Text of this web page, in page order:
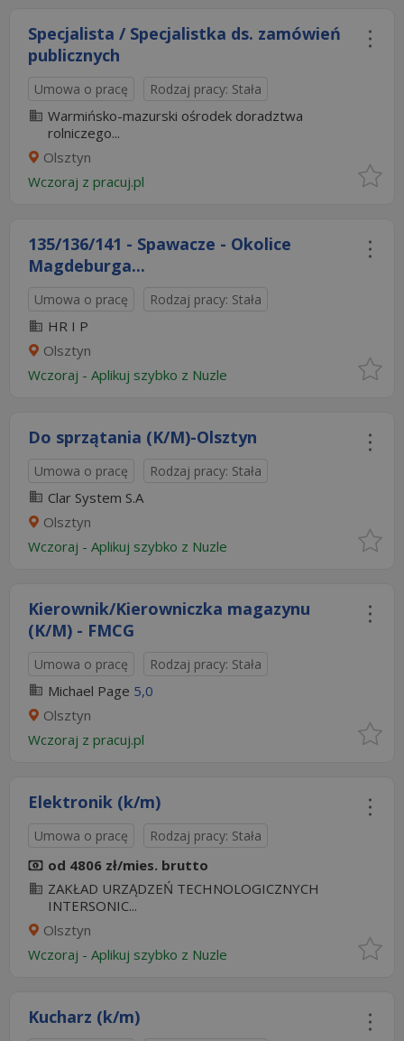
Specjalista / Specjalistka ds. zamówień
publicznych
Umowa o pracę Rodzaj pracy: Stała
Warmińsko-mazurski ośrodek doradztwa
rolniczego...
Olsztyn
Wczoraj z pracuj.pl
135/136/141 - Spawacze - Okolice
Magdeburga...
Umowa o pracę Rodzaj pracy: Stała
HR I P
Olsztyn
Wczoraj - Aplikuj szybko z Nuzle
Do sprzątania (K/M)-Olsztyn
Umowa o pracę Rodzaj pracy: Stała
Clar System S.A
Olsztyn
Wczoraj - Aplikuj szybko z Nuzle
Kierownik/Kierowniczka magazynu
(K/M) - FMCG
Umowa o pracę Rodzaj pracy: Stała
Michael Page 5,0
Olsztyn
Wczoraj z pracuj.pl
Elektronik (k/m)
Umowa o pracę Rodzaj pracy: Stała
od 4806 zł/mies. brutto
ZAKŁAD URZĄDZEŃ TECHNOLOGICZNYCH
INTERSONIC...
Olsztyn
Wczoraj - Aplikuj szybko z Nuzle
Kucharz (k/m)